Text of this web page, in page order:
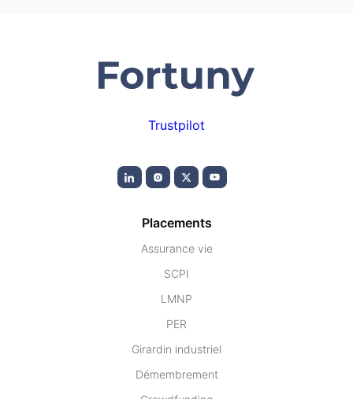
Trustpilot
Placements
Assurance vie
SCPI
LMNP
PER
Girardin industriel
Démembrement